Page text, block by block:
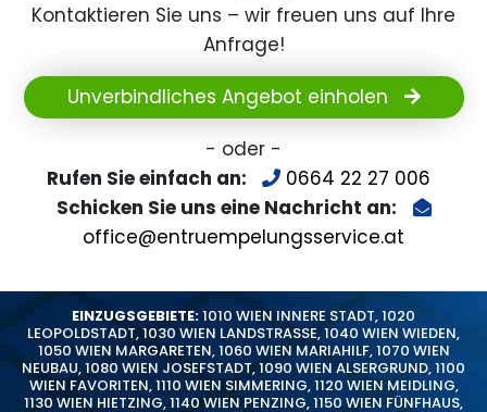
Kontaktieren Sie uns – wir freuen uns auf Ihre
Anfrage!
Unverbindliches Angebot einholen
- oder -
Rufen Sie einfach an:
0664 22 27 006
Schicken Sie uns eine Nachricht an:
office@entruempelungsservice.at
EINZUGSGEBIETE:1010 WIEN INNERE STADT,1020
LEOPOLDSTADT,1030 WIEN LANDSTRASSE,1040 WIEN WIEDEN,
1050 WIEN MARGARETEN,1060 WIEN MARIAHILF,1070 WIEN
NEUBAU,1080 WIEN JOSEFSTADT,1090 WIEN ALSERGRUND,1100
WIEN FAVORITEN,1110 WIEN SIMMERING,1120 WIEN MEIDLING,
1130 WIEN HIETZING,1140 WIEN PENZING,1150 WIEN FÜNFHAUS,